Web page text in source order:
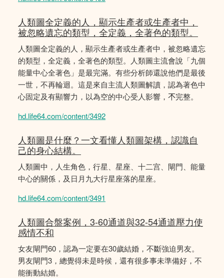
人類圖全定義的人，顯示生產者或生產者中，
被忽略遺忘的類型，全定義，全著色的類型。
人類圖全定義的人，顯示生產者或生產者中，被忽略遺忘
的類型，全定義，全著色的類型。人類圖主流會說「九個
能量中心全著色」是最完滿。有些分析師還說他們是最後
一世，不再輪迴。這是來自主流人類圖解讀，認為著色中
心固定及有顯響力，以為空的中心受人影響，𣎴完整。
hd.life64.com/content/3492
人類圖是什麼？一文看懂人類圖架構，認識自
己的身心結構。
人類圖中，人生角色，行星、星座、十二宫、閘門、能量
中心的關係，及日月九大行星座落的星座。
hd.life64.com/content/3491
人類圖合盤案例，3-60通道與32-54通道壓力使
感情不和
女友閘門60，認為一定要在30歲結婚，不斷強迫男友。
男友閘門3，總覺得未是時候，還有很多事未準備好，不
能衝動結婚。